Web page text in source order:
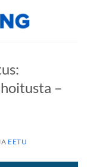
–
EETU